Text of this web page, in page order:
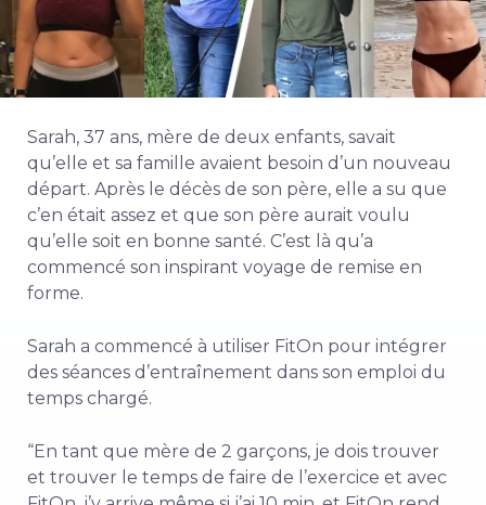
Sarah, 37 ans, mère de deux enfants, savait
qu’elle et sa famille avaient besoin d’un nouveau
départ. Après le décès de son père, elle a su que
c’en était assez et que son père aurait voulu
qu’elle soit en bonne santé. C’est là qu’a
commencé son inspirant voyage de remise en
forme.
Sarah a commencé à utiliser FitOn pour intégrer
des séances d’entraînement dans son emploi du
temps chargé.
“En tant que mère de 2 garçons, je dois trouver
et trouver le temps de faire de l’exercice et avec